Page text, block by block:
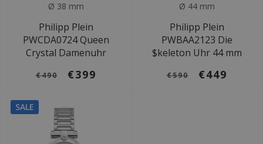
Ø 38 mm
Philipp Plein
PWCDA0724 Queen
Crystal Damenuhr
€490 €399
Ø 44 mm
Philipp Plein
PWBAA2123 Die
$keleton Uhr 44 mm
€590 €449
SALE